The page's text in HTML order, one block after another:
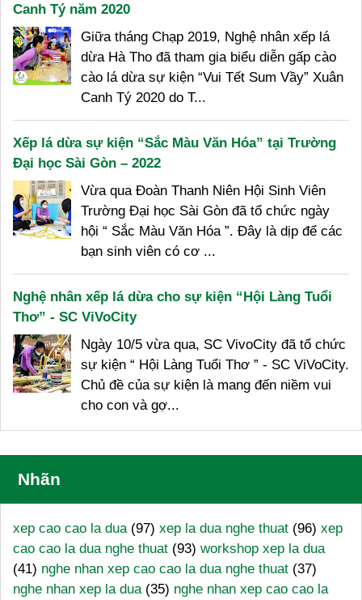
Canh Tý năm 2020
Giữa tháng Chạp 2019, Nghệ nhân xếp lá
dừa Hà Tho đã tham gia biểu diễn gấp cào
cào lá dừa sự kiện “Vui Tết Sum Vầy” Xuân
Canh Tý 2020 do T...
Xếp lá dừa sự kiện “Sắc Màu Văn Hóa” tại Trường
Đại học Sài Gòn – 2022
Vừa qua Đoàn Thanh Niên Hội Sinh Viên
Trường Đại học Sài Gòn đã tổ chức ngày
hội “ Sắc Màu Văn Hóa ”. Đây là dịp để các
bạn sinh viên có cơ ...
Nghệ nhân xếp lá dừa cho sự kiện “Hội Làng Tuổi
Thơ” - SC ViVoCity
Ngày 10/5 vừa qua, SC VivoCity đã tổ chức
sự kiện “ Hội Làng Tuổi Thơ ” - SC ViVoCity.
Chủ đề của sự kiện là mang đến niềm vui
cho con và gợ...
Nhãn
xep cao cao la dua (97) xep la dua nghe thuat (96) xep
cao cao la dua nghe thuat (93) workshop xep la dua
(41) nghe nhan xep cao cao la dua nghe thuat (37)
nghe nhan xep la dua (35) nghe nhan xep cao cao la